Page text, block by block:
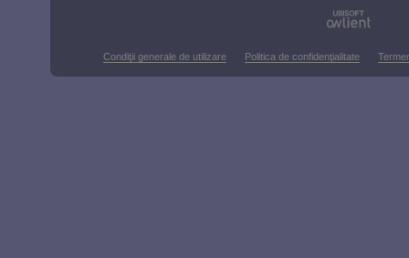
Condiţii generale de utilizare Politica de confidenţialitate